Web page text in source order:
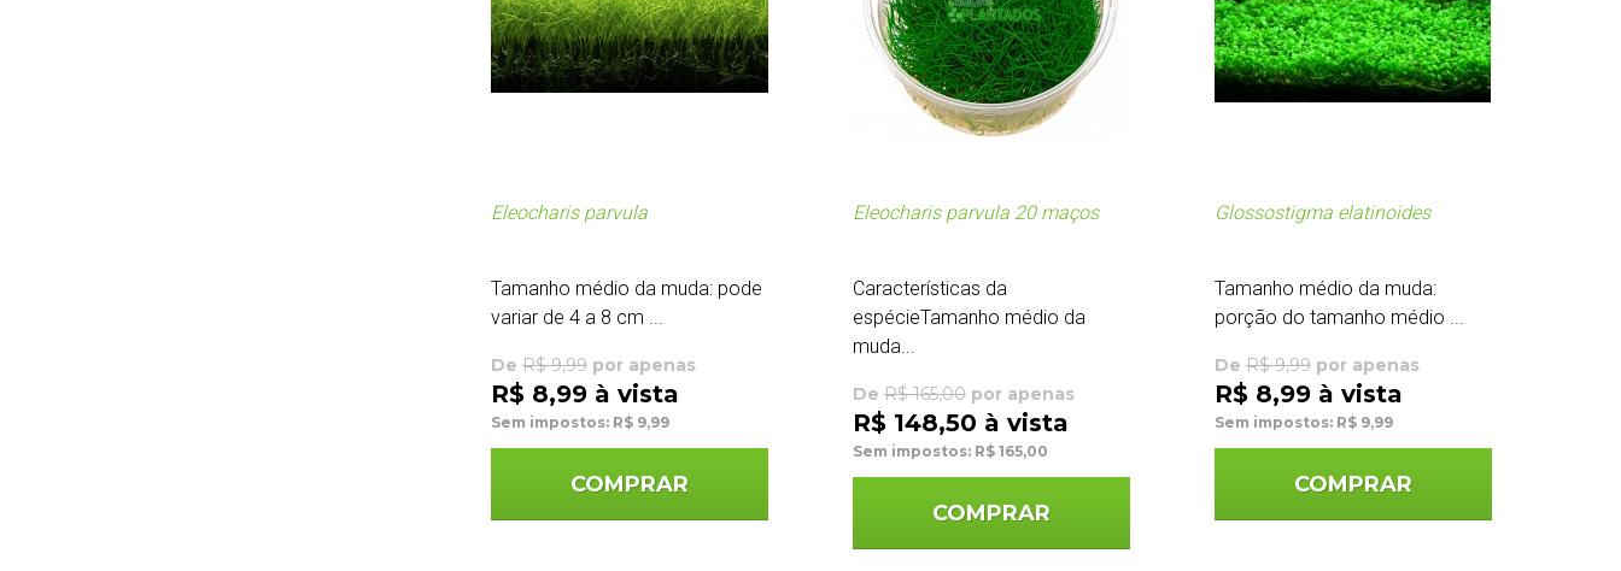
Eleocharis parvula
Tamanho médio da muda: pode
variar de 4 a 8 cm ...
De R$ 9,99 por apenas
R$ 8,99 à vista
Sem impostos: R$ 9,99
COMPRAR
Eleocharis parvula 20 maços
Características da
espécieTamanho médio da
muda...
De R$ 165,00por apenas
R$ 148,50 à vista
Sem impostos: R$ 165,00
COMPRAR
Glossostigma elatinoides
Tamanho médio da muda:
porção do tamanho médio ...
De R$ 9,99por apenas
R$ 8,99 à vista
Sem impostos: R$ 9,99
COMPRAR